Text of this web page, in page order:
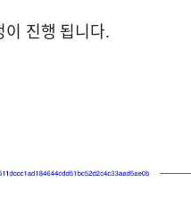
진행 됩니다.